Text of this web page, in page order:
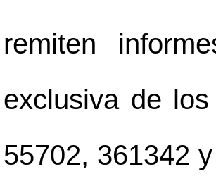
remiten
exclusiva de
55702, 361342